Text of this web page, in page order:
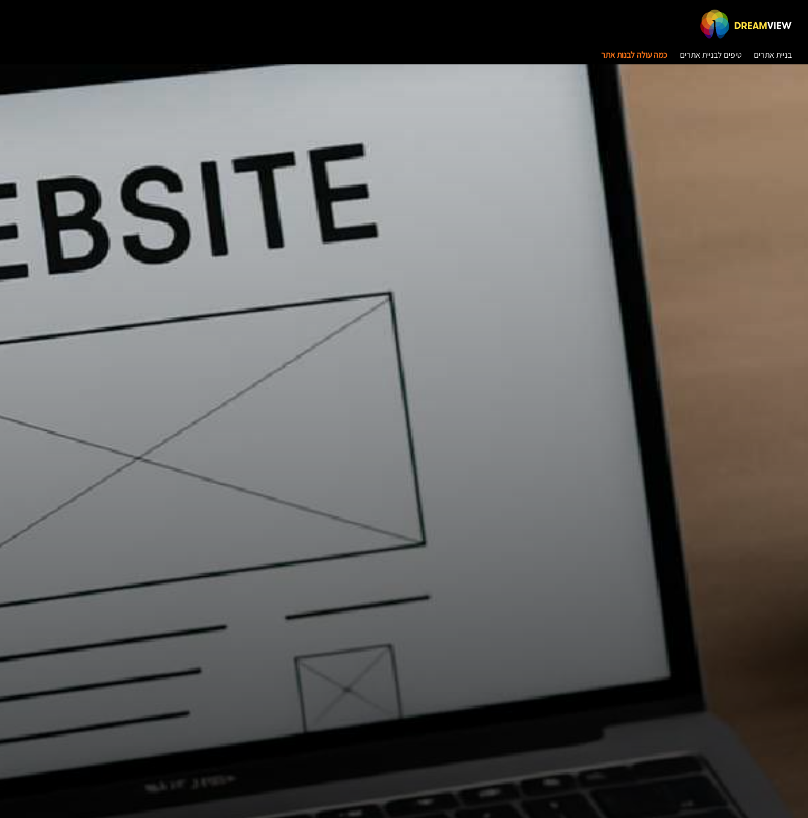
בניית אתרים טיפים לבניית אתרים כמה עולה לבנות אתר